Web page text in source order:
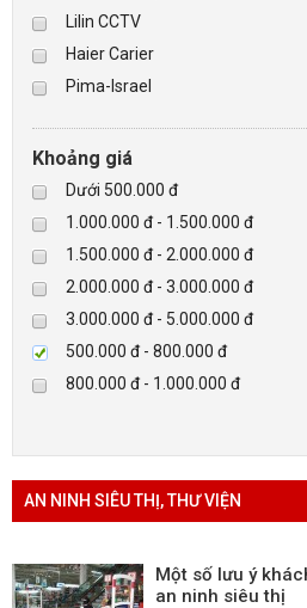
Lilin CCTV
Haier Carier
Pima-Israel
Checkpoint
Paradox-Canada
D-max
HIKVISON
Eguard
Khác
Rapiscan
Khoảng giá
Dưới 500.000 đ
1.000.000 đ - 1.500.000 đ
1.500.000 đ - 2.000.000 đ
2.000.000 đ - 3.000.000 đ
3.000.000 đ - 5.000.000 đ
500.000 đ - 800.000 đ
800.000 đ - 1.000.000 đ
AN NINH SIÊU THỊ, THƯ VIỆN
Một số lưu ý
an ninh siêu thị
BÁO ĐỘNG, BÁO CHÁY
NHÀ THÔNG MINH
LIÊN HỆ